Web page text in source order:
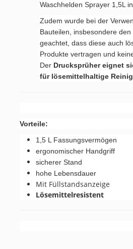
Waschhelden Sprayer 1,5L
Zudem wurde bei der
Bauteilen, insbesondere
geachtet, dass diese auch
Produkte vertragen und
Der Drucksprüher eignet
für lösemittelhaltige
Vorteile:
1,5 L Fassungsvermögen
ergonomischer Handgriff
sicherer Stand
hohe Lebensdauer
Mit Füllstandsanzeige
Lösemittelresistent